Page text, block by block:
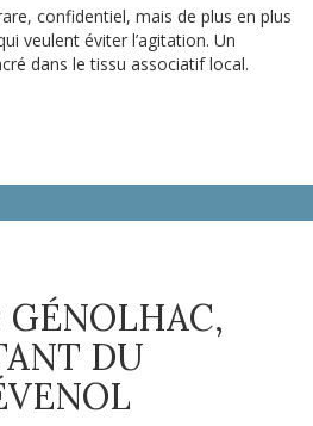
confidentiel, mais de plus en plus
veulent éviter l’agitation. Un
dans le tissu associatif local.
GÉNOLHAC,
DU